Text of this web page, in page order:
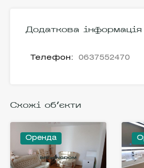
Додаткова інформація
Телефон: 0637552470
Схожі об'єкти
Оренда